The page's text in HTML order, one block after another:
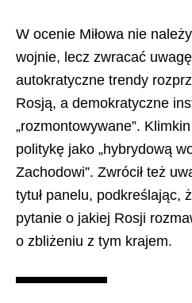
W ocenie Miłowa nie
wojnie, lecz zwracać
autokratyczne trendy
Rosją, a demokratyczne
„rozmontowywane”.
politykę jako „hybrydową
Zachodowi”. Zwrócił też
tytuł panelu, podkreślając,
pytanie o jakiej Rosji
o zbliżeniu z tym krajem.